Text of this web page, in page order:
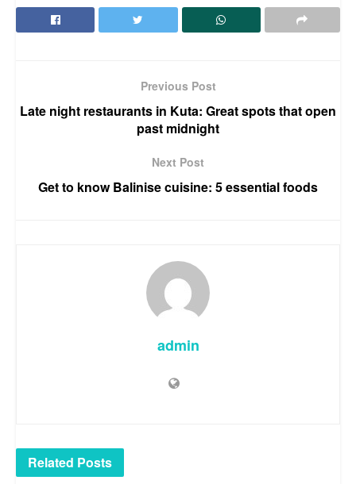
Previous Post
Late night restaurants in Kuta: Great spots that open
past midnight
Next Post
Get to know Balinise cuisine: 5 essential foods
admin
Related Posts